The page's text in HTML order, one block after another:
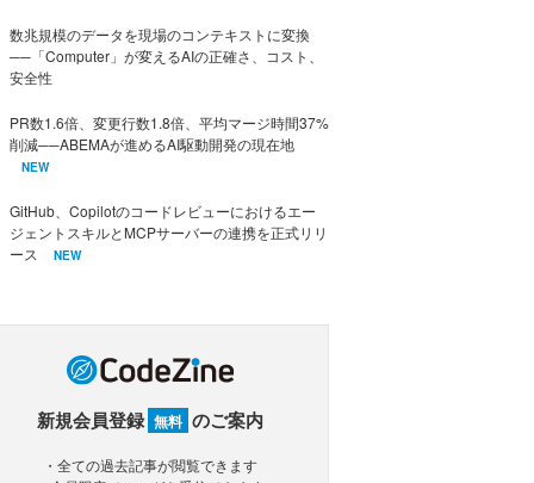
数兆規模のデータを現場のコンテキストに変換
──「Computer」が変えるAIの正確さ、コスト、
安全性
PR数1.6倍、変更行数1.8倍、平均マージ時間37%
削減──ABEMAが進めるAI駆動開発の現在地
NEW
GitHub、Copilotのコードレビューにおけるエー
ジェントスキルとMCPサーバーの連携を正式リリ
ース
NEW
新規会員登録 無料 のご案内
・全ての過去記事が閲覧できます